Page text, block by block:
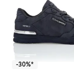
-30%*